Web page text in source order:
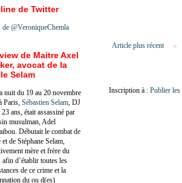
Article plus récent
Inscription à : Publier
de Twitter
de @VeroniqueChemla
de Maitre Axel
avocat de la
Selam
nuit du 19 au 20 novembre
Paris, Sébastien Selam , DJ
ans, était assassiné par
musulman, Adel
Débutait le combat de
de Stéphane Selam,
mère et frère du
afin d’établir toutes les
de ce crime et la
du ou d(es)